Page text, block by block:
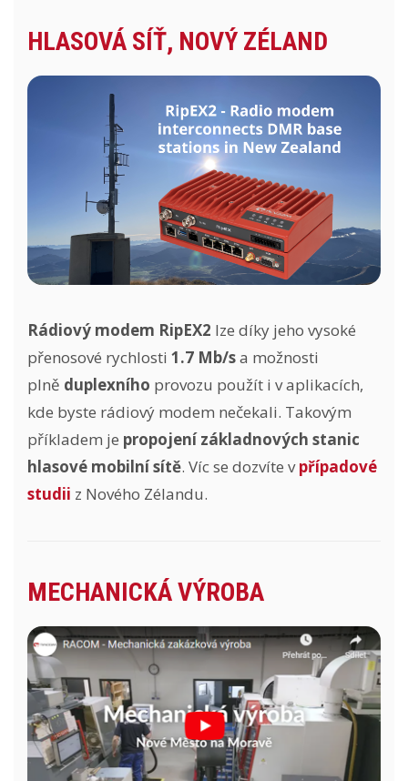
HLASOVÁ SÍŤ, NOVÝ ZÉLAND
Rádiový modem RipEX2 lze díky jeho vysoké
přenosové rychlosti 1.7 Mb/sa možnosti
plně duplexního provozu použít i v aplikacích,
kde byste rádiový modem nečekali. Takovým
příkladem je propojení základnových stanic
hlasové mobilní sítě. Víc se dozvíte vpřípadové
studii z Nového Zélandu.
MECHANICKÁ VÝROBA